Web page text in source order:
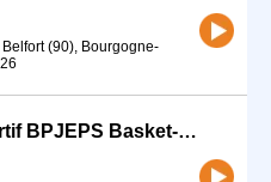
(90), Bourgogne-
Apprenti Éducateur Sportif BPJEPS Basket-Ball (H/F)